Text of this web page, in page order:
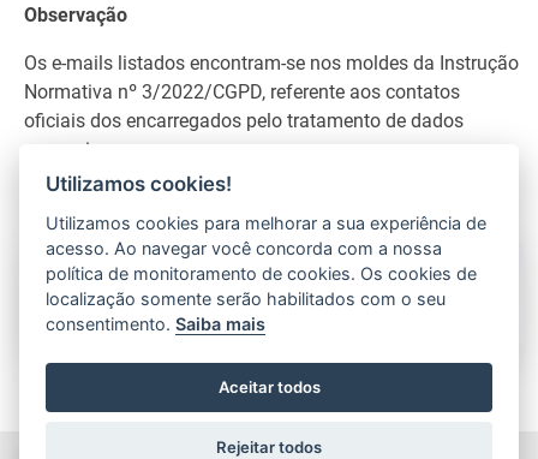
Observação
Os e-mails listados encontram-se nos moldes da Instrução
Normativa nº 3/2022/CGPD, referente aos contatos
oficiais dos encarregados pelo tratamento de dados
pessoais.
🛟 Acessar Suporte Wiki
O conteúdo está disponível sob a licença Domínio público, por
Utilizamos cookies!
Utilizamos cookies para melhorar a sua experiência de
acesso. Ao navegar você concorda com a nossa
política de monitoramento de cookies. Os cookies de
localização somente serão habilitados com o seu
consentimento.Saiba mais
Aceitar todos
Rejeitar todos